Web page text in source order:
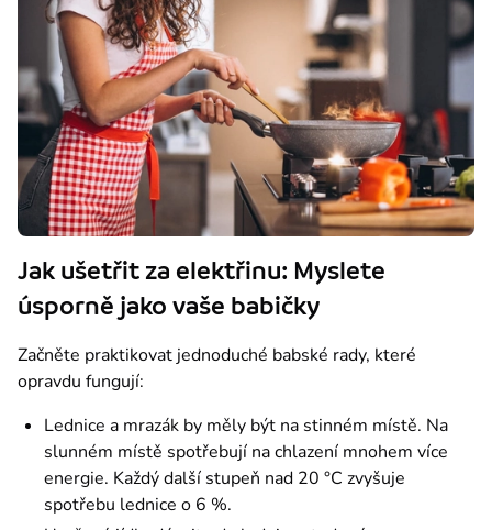
Jak ušetřit za elektřinu: Myslete
úsporně jako vaše babičky
Začněte praktikovat jednoduché babské rady, které
opravdu fungují:
Lednice a mrazák by měly být na stinném místě. Na
slunném místě spotřebují na chlazení mnohem více
energie. Každý další stupeň nad 20 °C zvyšuje
spotřebu lednice o 6 %.